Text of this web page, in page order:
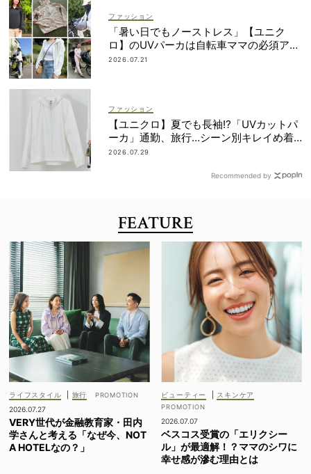
ファッション
「暑い日でもノーストレス」【ユニク
ロ】のUVパーカは自転車ママの必須アイ
テム！
2026.07.21
ファッション
【ユニクロ】夏でも長袖⁉「UVカットパ
ーカ」通勤、旅行…シーン別キレイめ着
こなし3選
2026.07.29
Recommended by
FEATURE
ライフスタイル
旅行
2026.07.27
VERY世代が金融教育家・田内
学さんと考える「なぜ今、NOT
A HOTELなの？」
ビューティー スキンケア
2026.07.07
ベスコス受賞の「エリクシー
ル」が最適解！？ママのシワに
幸せ感が滲む理由とは